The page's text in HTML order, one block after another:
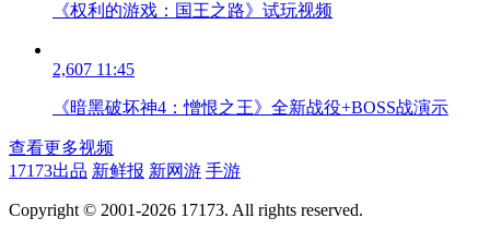
《权利的游戏：国王之路》试玩视频
2,607 11:45
《暗黑破坏神4：憎恨之王》全新战役+BOSS战演示
查看更多视频
17173出品 新鲜报 新网游 手游
Copyright © 2001-2026 17173. All rights reserved.